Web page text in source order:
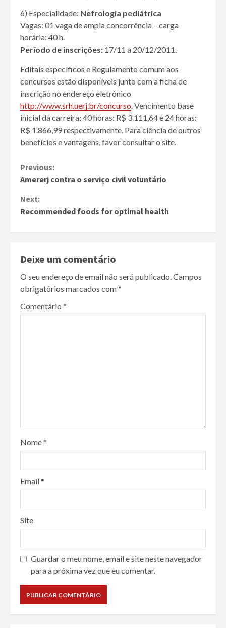
6) Especialidade: Nefrologia pediátrica
Vagas: 01 vaga de ampla concorrência – carga
horária: 40 h.
Período de inscrições: 17/11 a 20/12/2011.
Editais específicos e Regulamento comum aos
concursos estão disponíveis junto com a ficha de
inscrição no endereço eletrônico
http://www.srh.uerj.br/concurso. Vencimento base
inicial da carreira: 40 horas: R$ 3.111,64 e 24 horas:
R$ 1.866,99 respectivamente. Para ciência de outros
benefícios e vantagens, favor consultar o site.
Continue
Reading
Previous:
Amererj contra o serviço civil voluntário
Next:
Recommended foods for optimal health
Deixe um comentário
O seu endereço de email não será publicado.Campos
obrigatórios marcados com*
Comentário *
Nome*
Email*
Site
Guardar o meu nome, email e site neste navegador
para a próxima vez que eu comentar.